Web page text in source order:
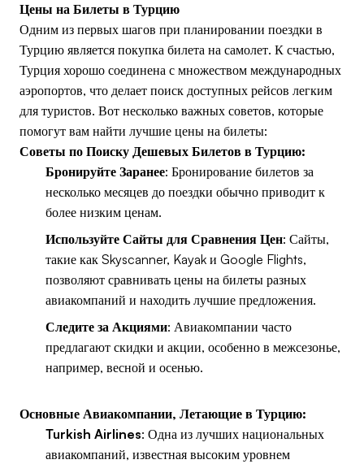
Цены на Билеты в Турцию
Одним из первых шагов при планировании поездки в
Турцию является покупка билета на самолет. К счастью,
Турция хорошо соединена с множеством международных
аэропортов, что делает поиск доступных рейсов легким
для туристов. Вот несколько важных советов, которые
помогут вам найти лучшие цены на билеты:
Советы по Поиску Дешевых Билетов в Турцию:
Бронируйте Заранее: Бронирование билетов за
несколько месяцев до поездки обычно приводит к
более низким ценам.
Используйте Сайты для Сравнения Цен: Сайты,
такие как Skyscanner, Kayak и Google Flights,
позволяют сравнивать цены на билеты разных
авиакомпаний и находить лучшие предложения.
Следите за Акциями: Авиакомпании часто
предлагают скидки и акции, особенно в межсезонье,
например, весной и осенью.
Основные Авиакомпании, Летающие в Турцию:
Turkish Airlines: Одна из лучших национальных
авиакомпаний, известная высоким уровнем